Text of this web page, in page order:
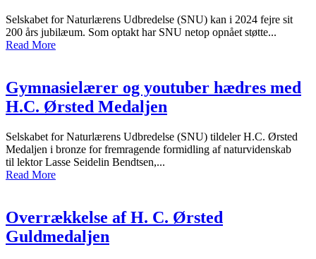
Selskabet for Naturlærens Udbredelse (SNU) kan i 2024 fejre sit
200 års jubilæum. Som optakt har SNU netop opnået støtte...
Read More
Gymnasielærer og youtuber hædres med
H.C. Ørsted Medaljen
Selskabet for Naturlærens Udbredelse (SNU) tildeler H.C. Ørsted
Medaljen i bronze for fremragende formidling af naturvidenskab
til lektor Lasse Seidelin Bendtsen,...
Read More
Overrækkelse af H. C. Ørsted
Guldmedaljen